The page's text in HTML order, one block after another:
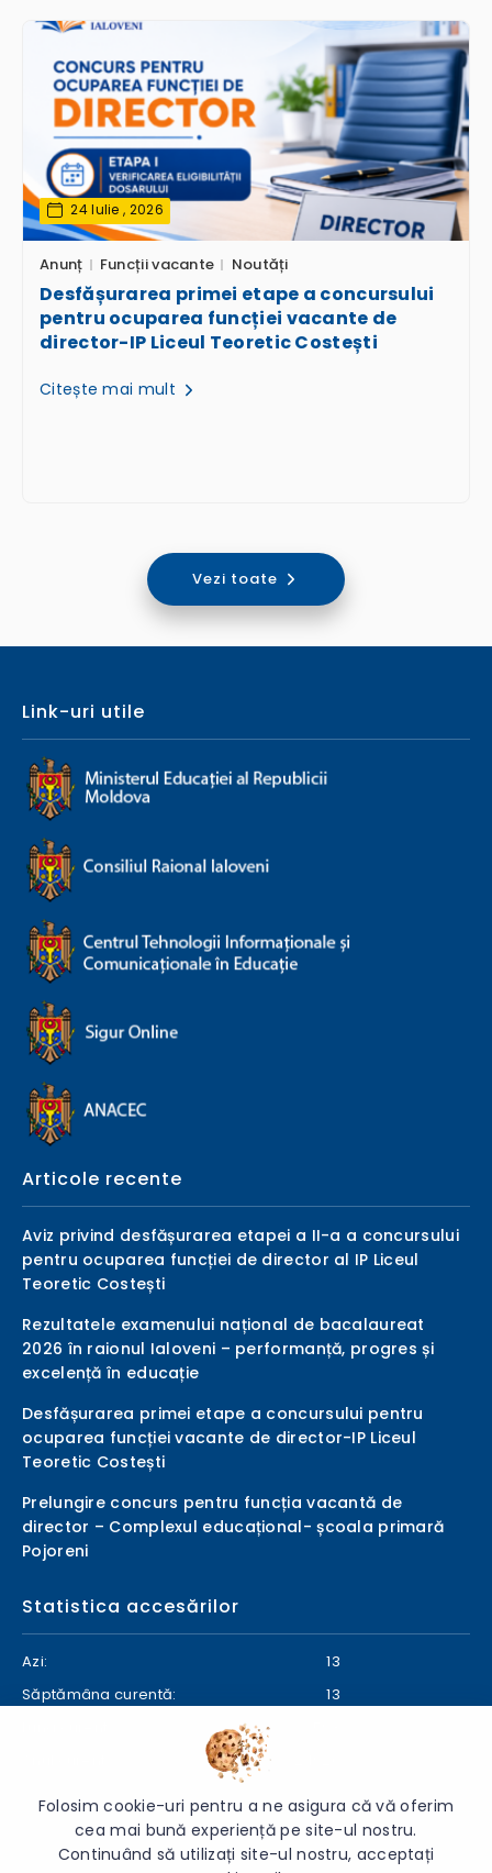
24 Iulie , 2026
Anunț Funcții vacante Noutăți
Desfășurarea primei etape a concursului
pentru ocuparea funcției vacante de
director-IP Liceul Teoretic Costești
Citește mai mult
Vezi toate
Link-uri utile
Articole recente
Aviz privind desfășurarea etapei a II-a a concursului
pentru ocuparea funcției de director al IP Liceul
Teoretic Costești
Rezultatele examenului național de bacalaureat
2026 în raionul Ialoveni – performanță, progres și
excelență în educație
Desfășurarea primei etape a concursului pentru
ocuparea funcției vacante de director-IP Liceul
Teoretic Costești
Prelungire concurs pentru funcția vacantă de
director – Complexul educațional- școala primară
Pojoreni
Statistica accesărilor
Azi:
13
Săptămâna curentă:
13
© 2026 Direcția Generală Educație Ialoveni - Toate drepturile
Folosim cookie-uri pentru a ne asigura că vă oferim
cea mai bună experiență pe site-ul nostru.
Continuând să utilizați site-ul nostru, acceptați